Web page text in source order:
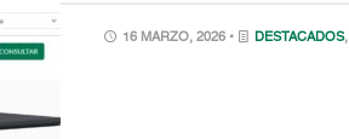
16 MARZO, 2026 • DESTACADOS,